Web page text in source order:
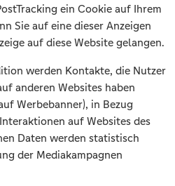
ein Cookie auf Ihrem
Sie auf eine dieser Anzeigen
auf diese Website gelangen.
werden Kontakte, die Nutzer
anderen Websites haben
Werbebanner), in Bezug
auf Websites des
Daten werden statistisch
der Mediakampagnen